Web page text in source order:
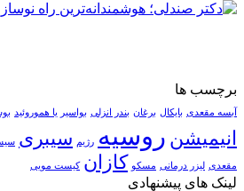
برچسب ها
آبسه مقعدی بایکال برغان بندر انزلی بواسیر یا هموروئید
انیمیشن روسیه رژیم سیبری
مقعدی لیزر درمانی مسکو کازان کیست مویی
لینک های پیشنهادی